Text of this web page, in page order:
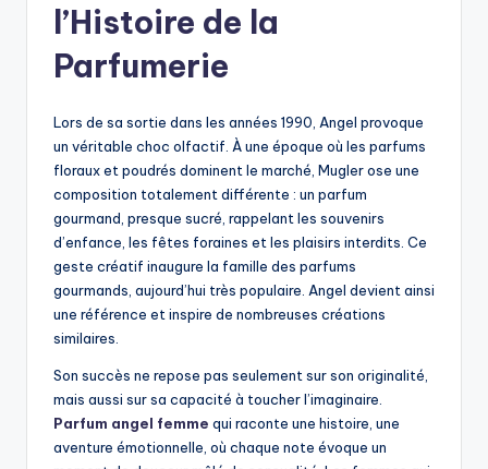
l’Histoire de la
Parfumerie
Lors de sa sortie dans les années 1990, Angel provoque
un véritable choc olfactif. À une époque où les parfums
floraux et poudrés dominent le marché, Mugler ose une
composition totalement différente : un parfum
gourmand, presque sucré, rappelant les souvenirs
d’enfance, les fêtes foraines et les plaisirs interdits. Ce
geste créatif inaugure la famille des parfums
gourmands, aujourd’hui très populaire. Angel devient ainsi
une référence et inspire de nombreuses créations
similaires.
Son succès ne repose pas seulement sur son originalité,
mais aussi sur sa capacité à toucher l’imaginaire.
Parfum angel femme qui raconte une histoire, une
aventure émotionnelle, où chaque note évoque un